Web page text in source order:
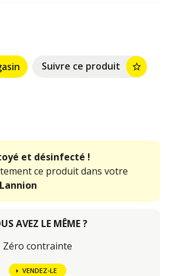
Suivre ce produit star_border
et désinfecté !
ce produit dans votre
AVEZ LE MÊME ?
Zéro contrainte
VENDEZ-LE